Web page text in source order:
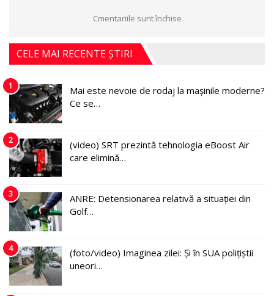
Cmentariile sunt închise
CELE MAI RECENTE ȘTIRI
1
Mai este nevoie de rodaj la mașinile moderne?
Ce se…
2
(video) SRT prezintă tehnologia eBoost Air
care elimină…
3
ANRE: Detensionarea relativă a situației din
Golf…
4
(foto/video) Imaginea zilei: Și în SUA polițiștii
uneori…